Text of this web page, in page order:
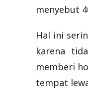
menyebut
Hal ini
karena
memberi
tempat